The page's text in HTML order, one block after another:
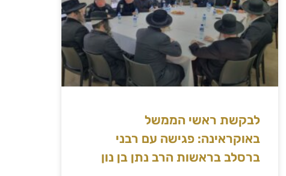
לבקשת ראשי הממשל
באוקראינה: פגישה עם רבני
ברסלב בראשות הרב נתן בן נון